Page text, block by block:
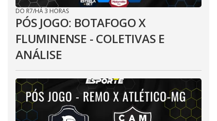
DO R7/HÁ 3 HORAS
PÓS JOGO: BOTAFOGO X
FLUMINENSE - COLETIVAS E
ANÁLISE